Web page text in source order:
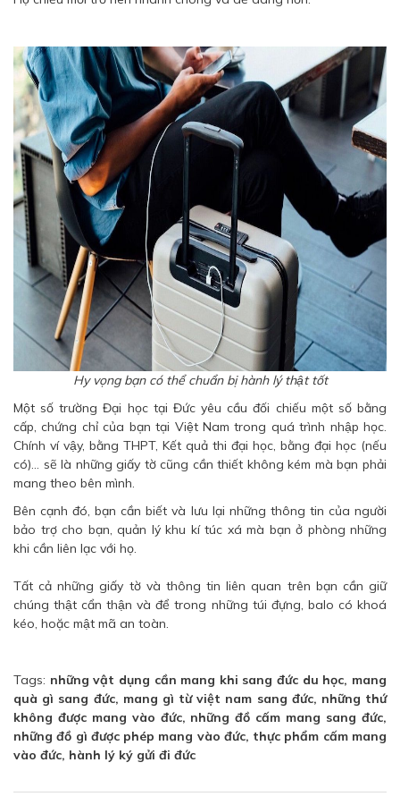
Hy vọng bạn có thể chuẩn bị hành lý thật tốt
Một số trường Đại học tại Đức yêu cầu đối chiếu một số bằng
cấp, chứng chỉ của bạn tại Việt Nam trong quá trình nhập học.
Chính ví vậy, bằng THPT, Kết quả thi đại học, bằng đại học (nếu
có)... sẽ là những giấy tờ cũng cần thiết không kém mà bạn phải
mang theo bên mình.
Bên cạnh đó, bạn cần biết và lưu lại những thông tin của người
bảo trợ cho bạn, quản lý khu kí túc xá mà bạn ở phòng những
khi cần liên lạc với họ.
Tất cả những giấy tờ và thông tin liên quan trên bạn cần giữ
chúng thật cẩn thận và để trong những túi đựng, balo có khoá
kéo, hoặc mật mã an toàn.
Tags: những vật dụng cần mang khi sang đức du học, mang
quà gì sang đức, mang gì từ việt nam sang đức, những thứ
không được mang vào đức, những đồ cấm mang sang đức,
những đồ gì được phép mang vào đức, thực phẩm cấm mang
vào đức, hành lý ký gửi đi đức